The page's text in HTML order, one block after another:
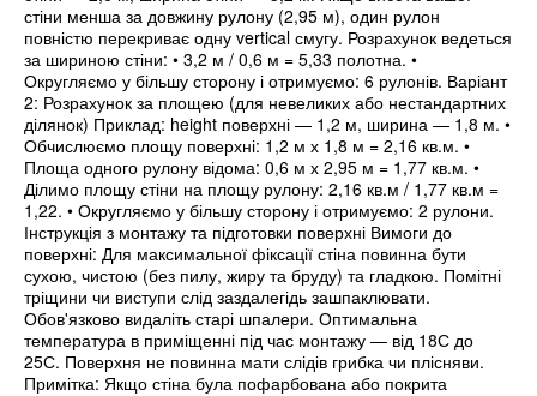
стіни менша за довжину рулону (2,95 м), один рулон
повністю перекриває одну vertical смугу. Розрахунок ведеться
за шириною стіни: • 3,2 м / 0,6 м = 5,33 полотна. •
Округляємо у більшу сторону і отримуємо: 6 рулонів. Варіант
2: Розрахунок за площею (для невеликих або нестандартних
ділянок) Приклад: height поверхні — 1,2 м, ширина — 1,8 м. •
Обчислюємо площу поверхні: 1,2 м х 1,8 м = 2,16 кв.м. •
Площа одного рулону відома: 0,6 м х 2,95 м = 1,77 кв.м. •
Ділимо площу стіни на площу рулону: 2,16 кв.м / 1,77 кв.м =
1,22. • Округляємо у більшу сторону і отримуємо: 2 рулони.
Інструкція з монтажу та підготовки поверхні Вимоги до
поверхні: Для максимальної фіксації стіна повинна бути
сухою, чистою (без пилу, жиру та бруду) та гладкою. Помітні
тріщини чи виступи слід заздалегідь зашпаклювати.
Обов'язково видаліть старі шпалери. Оптимальна
температура в приміщенні під час монтажу — від 18С до
25С. Поверхня не повинна мати слідів грибка чи плісняви.
Примітка: Якщо стіна була пофарбована або покрита